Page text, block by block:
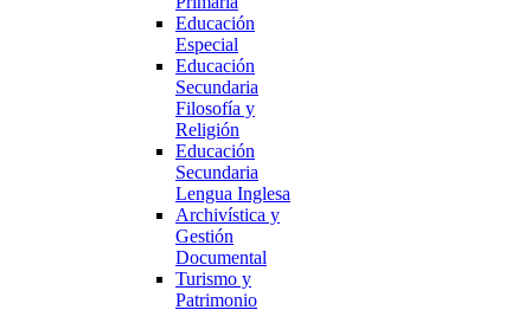
Educación
Especial
Educación
Secundaria
Filosofía y
Religión
Educación
Secundaria
Lengua Inglesa
Archivística y
Gestión
Documental
Turismo y
Patrimonio